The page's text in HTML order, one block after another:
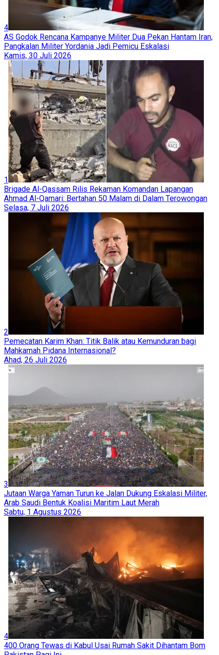
4
AS Godok Rencana Kampanye Militer Dua Pekan Hantam Iran,
Pangkalan Militer Yordania Jadi Pemicu Eskalasi
Kamis, 30 Juli 2026
1
Brigade Al-Qassam Rilis Rekaman Komandan Lapangan
Ahmad Al-Qamari: Bertahan 50 Malam di Dalam Terowongan
Selasa, 7 Juli 2026
2
Pemecatan Karim Khan: Titik Balik atau Kemunduran bagi
Mahkamah Pidana Internasional?
Ahad, 26 Juli 2026
3
Jutaan Warga Yaman Turun ke Jalan Dukung Eskalasi Militer,
Arab Saudi Bentuk Koalisi Maritim Laut Merah
Sabtu, 1 Agustus 2026
4
400 Orang Tewas di Kabul Usai Rumah Sakit Dihantam Bom